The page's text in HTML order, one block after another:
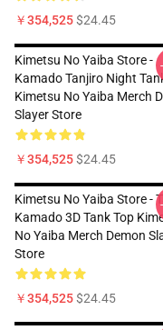
￥354,525$24.45
Kimetsu No Yaiba Store -
Kamado Tanjiro Night
Kimetsu No Yaiba Merch
Slayer Store
￥354,525$24.45
Kimetsu No Yaiba Store -
Kamado 3D Tank Top
No Yaiba Merch Demon
Store
￥354,525$24.45